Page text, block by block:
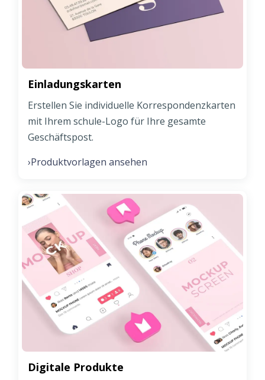
Einladungskarten
Erstellen Sie individuelle Korrespondenzkarten
mit Ihrem schule-Logo für Ihre gesamte
Geschäftspost.
›Produktvorlagen ansehen
Digitale Produkte